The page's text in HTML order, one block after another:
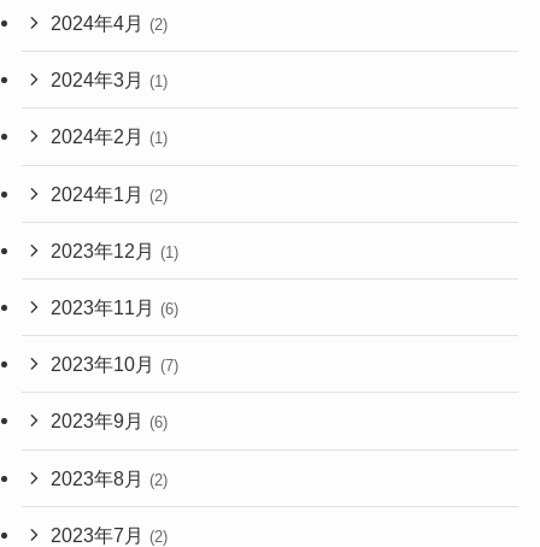
2024年4月 (2)
2024年3月 (1)
2024年2月 (1)
2024年1月 (2)
2023年12月 (1)
2023年11月 (6)
2023年10月 (7)
2023年9月 (6)
2023年8月 (2)
2023年7月 (2)